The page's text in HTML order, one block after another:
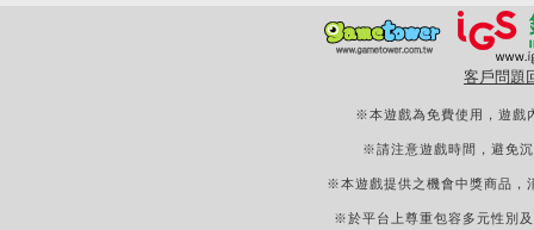
客戶問題
※本遊戲為免費使用，遊戲
※請注意遊戲時間，避免
※本遊戲提供之機會中獎商品，
※於平台上尊重包容多元性別